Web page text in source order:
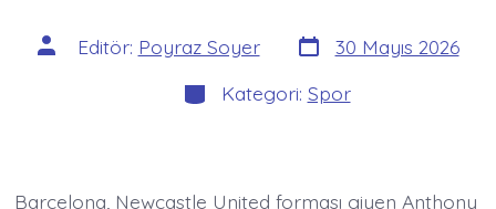
Yazının
yazarı
Editör: Poyraz Soyer Yazı
tarihi
30 Mayıs 2026
Kategoriler
Kategori: Spor
Barcelona, Newcastle United forması giyen Anthony